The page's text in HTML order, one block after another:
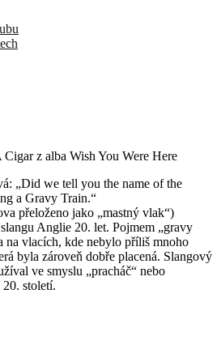
z alba Wish You Were Here
„Did we tell you the name of the
a Gravy Train.“
přeloženo jako „mastný vlak“)
Anglie 20. let. Pojmem „gravy
na vlacích, kde nebylo příliš mnoho
byla zároveň dobře placená. Slangový
ve smyslu „pracháč“ nebo
20. století.